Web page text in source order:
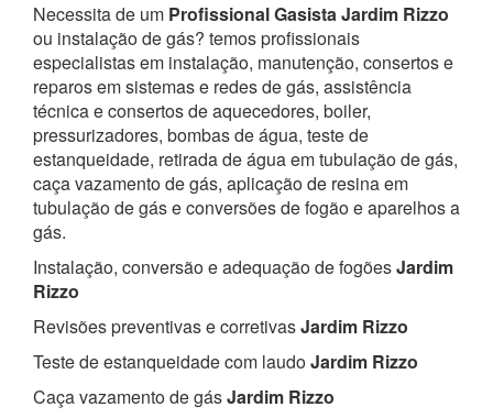
Necessita de um Profissional Gasista Jardim Rizzo
ou instalação de gás? temos profissionais
especialistas em instalação, manutenção, consertos e
reparos em sistemas e redes de gás, assistência
técnica e consertos de aquecedores, boiler,
pressurizadores, bombas de água, teste de
estanqueidade, retirada de água em tubulação de gás,
caça vazamento de gás, aplicação de resina em
tubulação de gás e conversões de fogão e aparelhos a
gás.
Instalação, conversão e adequação de fogõesJardim
Rizzo
Revisões preventivas e corretivasJardim Rizzo
Teste de estanqueidade com laudoJardim Rizzo
Caça vazamento de gásJardim Rizzo